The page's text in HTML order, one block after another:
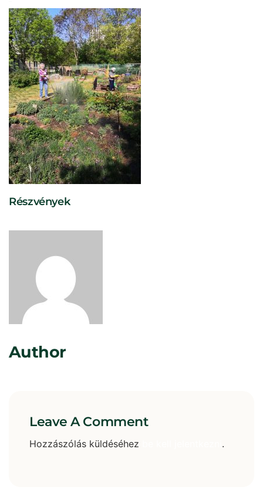
Részvények
Author
Leave A Comment
Hozzászólás küldéséhez .